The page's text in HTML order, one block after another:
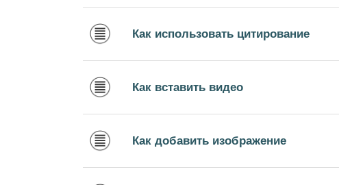
Как использовать цитирование
Как вставить видео
Как добавить изображение